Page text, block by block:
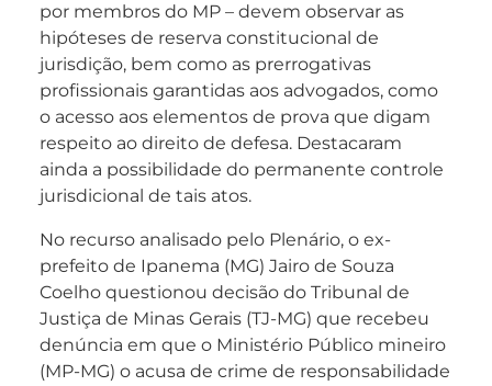
por membros do MP – devem observar as
hipóteses de reserva constitucional de
jurisdição, bem como as prerrogativas
profissionais garantidas aos advogados, como
o acesso aos elementos de prova que digam
respeito ao direito de defesa. Destacaram
ainda a possibilidade do permanente controle
jurisdicional de tais atos.
No recurso analisado pelo Plenário, o ex-
prefeito de Ipanema (MG) Jairo de Souza
Coelho questionou decisão do Tribunal de
Justiça de Minas Gerais (TJ-MG) que recebeu
denúncia em que o Ministério Público mineiro
(MP-MG) o acusa de crime de responsabilidade